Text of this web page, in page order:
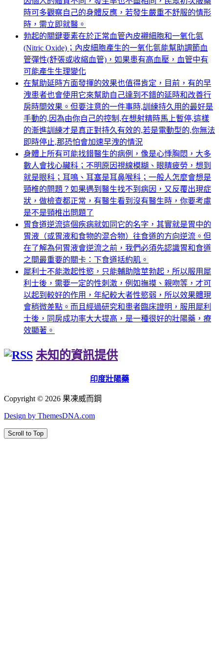
時可多觀察自己的身體反應，若發生嚴重不舒服的情形
時，需立即就醫。
勃起的關鍵要素在於正常血管內皮襯細胞和一氧化氮
(Nitric Oxide)；內皮細胞產生的一氧化氮能幫助調節血
管彈性(舒張或收縮血管)，如果患有高血壓，血管中有
可能產生生理變化
在幫助延時方面發揮的效果也值得肯定，目前，有的早
洩患者也會使用它來幫助自己達到不錯的延時和改善行
房時間效果。但要注意的一件事時,訓練持久用的最好是
手動的,因為由你自己的控制,在想射精時馬上暫停,這樣
的漸進訓練才是真正對持久有效的,若是電動型的,你無法
即時停止,那恐怕會加速早洩的情況
身體上所有可能找錯醫生的病例，像是心悸胸悶，大多
數人會找心臟科；不明原因視線模糊、眼睛疲勞，想到
就是眼科；耳鳴、耳塞是耳鼻喉科；一般人怎麼會想是
頸椎的問題？如果遇到醫生找不到病因，又反覆出現症
狀，做檢查都正常，有醫生看到沒有醫生時，你要考慮
是不是頸椎出問題了
胃食道逆流這個疾病就如同它的名字，其實就是胃中的
胃液（或胃液和食物的混合物）往食道的方向逆流。但
在了解為何胃液會逆流之前，我們必須先認識胃和食道
之間最重要的關卡：下食道括約肌。
犀利士不能激起性慾，只能輔助陰莖勃起，所以服用犀
利士後，需要一定的性刺激，例如撫摸、親吻等，才可
以起到較好的作用，年紀較大者性慾弱，所以效果體現
會稍微差點。而且經過研究和患者臨床證明，服用犀利
士後，同房成功率大大提高，是一種很好的壯陽藥，療
效顯著。
未知的資訊提供
印度壯陽藥
Copyright © 2026 果凍威而鋼
Design by ThemesDNA.com
Scroll to Top